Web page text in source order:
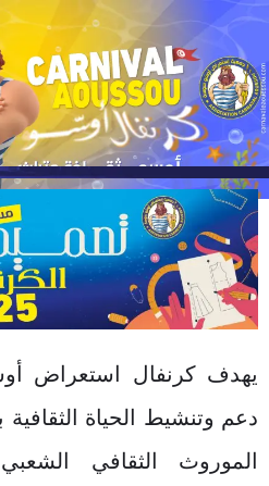
تخطى
إلى
المحتوى
يهدف كرنفال استعراض
دعم وتنشيط الحياة الثقافية
الموروث الثقافي